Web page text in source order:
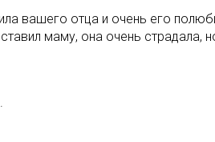
отца и очень его
маму, она очень страдала,